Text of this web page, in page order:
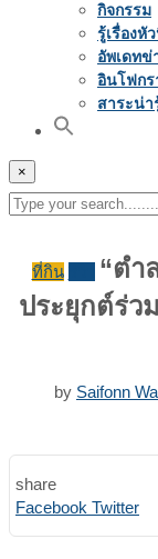
กิจกรรม
รู้เรื่องหั
อัพเดทข่
อินโฟก
สาระน่า
×
ที่กิน
“ตำ
ประยุกต์ร่ว
by Saifonn
share
Facebook Twitter